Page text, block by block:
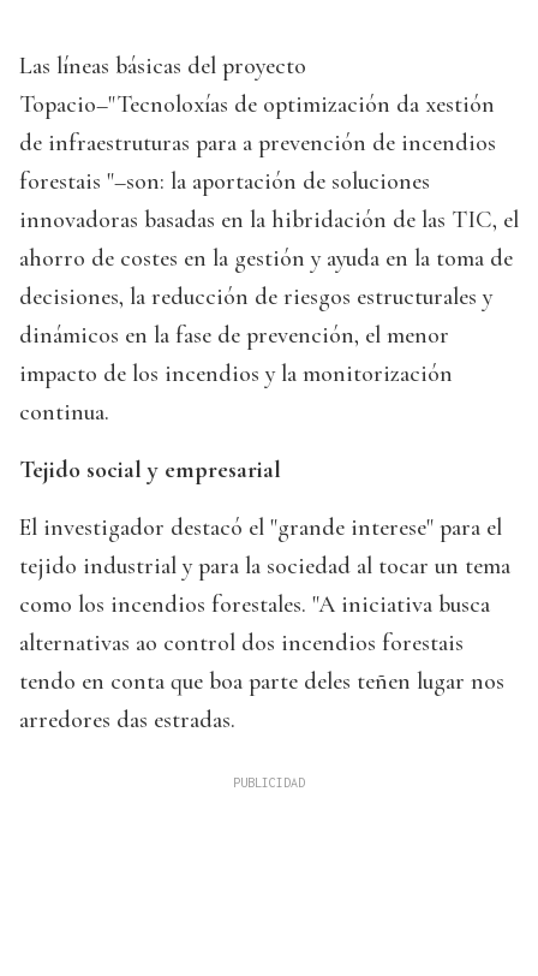
Las líneas básicas del proyecto
Topacio–"Tecnoloxías de optimización da xestión
de infraestruturas para a prevención de incendios
forestais "–son: la aportación de soluciones
innovadoras basadas en la hibridación de las TIC, el
ahorro de costes en la gestión y ayuda en la toma de
decisiones, la reducción de riesgos estructurales y
dinámicos en la fase de prevención, el menor
impacto de los incendios y la monitorización
continua.
Tejido social y empresarial
El investigador destacó el "grande interese" para el
tejido industrial y para la sociedad al tocar un tema
como los incendios forestales. "A iniciativa busca
alternativas ao control dos incendios forestais
tendo en conta que boa parte deles teñen lugar nos
arredores das estradas.